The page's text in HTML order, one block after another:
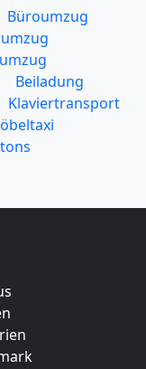
Büroumzug
Beiladung
Klaviertransport